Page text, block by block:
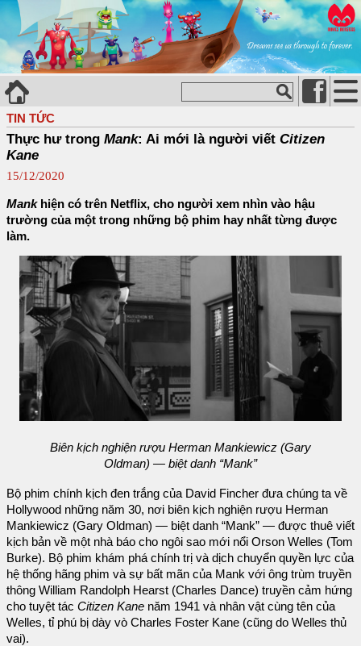
TIN TỨC
Thực hư trong Mank: Ai mới là người viết Citizen
Kane
15/12/2020
Mankhiện có trên Netflix, cho người xem nhìn vào hậu
trường của một trong những bộ phim hay nhất từng được
làm.
Biên kịch nghiện rượu Herman Mankiewicz (Gary
Oldman) — biệt danh “Mank”
Bộ phim chính kịch đen trắng của David Fincher đưa chúng ta về
Hollywood những năm 30, nơi biên kịch nghiện rượu Herman
Mankiewicz (Gary Oldman) — biệt danh “Mank” — được thuê viết
kịch bản về một nhà báo cho ngôi sao mới nổi Orson Welles (Tom
Burke). Bộ phim khám phá chính trị và dịch chuyển quyền lực của
hệ thống hãng phim và sự bất mãn của Mank với ông trùm truyền
thông William Randolph Hearst (Charles Dance) truyền cảm hứng
cho tuyệt tác Citizen Kane năm 1941 và nhân vật cùng tên của
Welles, tỉ phú bị dày vò Charles Foster Kane (cũng do Welles thủ
vai).